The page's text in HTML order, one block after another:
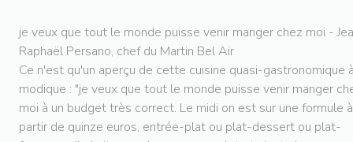
je veux que tout le monde puisse venir manger chez moi -
Raphaël Persano, chef du Martin Bel Air
Ce n'est qu'un aperçu de cette cuisine quasi-gastronomique
modique : "je veux que tout le monde puisse venir manger
moi à un budget très correct. Le midi on est sur une formule à
partir de quinze euros, entrée-plat ou plat-dessert ou plat-